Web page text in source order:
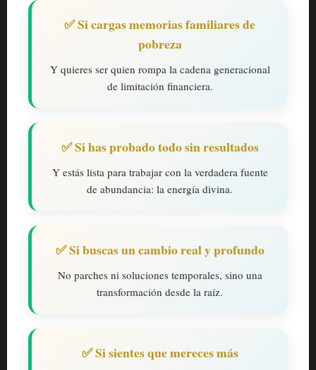
✅ Si cargas memorias familiares de
pobreza
Y quieres ser quien rompa la cadena generacional
de limitación financiera.
✅ Si has probado todo sin resultados
Y estás lista para trabajar con la verdadera fuente
de abundancia: la energía divina.
✅ Si buscas un cambio real y profundo
No parches ni soluciones temporales, sino una
transformación desde la raíz.
✅ Si sientes que mereces más